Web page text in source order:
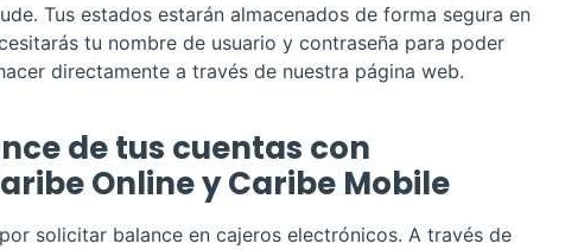
Tus estados estarán almacenados de forma segura en
tu nombre de usuario y contraseña para poder
directamente a través de nuestra página web.
de tus cuentas con
Online y Caribe Mobile
solicitar balance en cajeros electrónicos. A través de